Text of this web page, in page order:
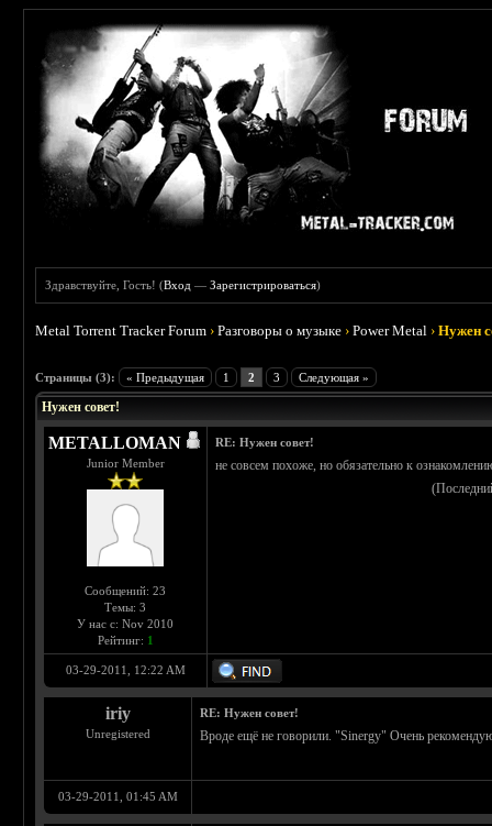
Здравствуйте, Гость! (Вход —Зарегистрироваться)
Metal Torrent Tracker Forum ›Разговоры о музыке ›Power Metal ›Нужен
Страницы (3): « Предыдущая 1 2 3 Следующая »
Нужен совет!
METALLOMAN
Junior Member
Сообщений: 23
Темы: 3
У нас с: Nov 2010
Рейтинг: 1
RE: Нужен совет!
не совсем похоже, но обязательно к
03-29-2011, 12:22 AM
iriy
Unregistered
RE: Нужен совет!
Вроде ещё не говорили. "Sinergy" Очень
03-29-2011, 01:45 AM